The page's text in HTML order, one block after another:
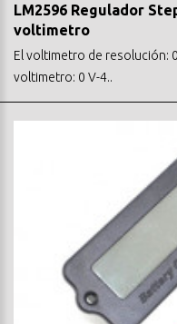
LM2596 Regulador
voltimetro
El voltimetro de resolución:
voltimetro: 0 V-4..